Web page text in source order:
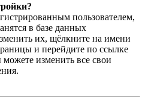
пользователем,
в базе данных
их, щёлкните на имени
и перейдите по ссылке
изменить все свои